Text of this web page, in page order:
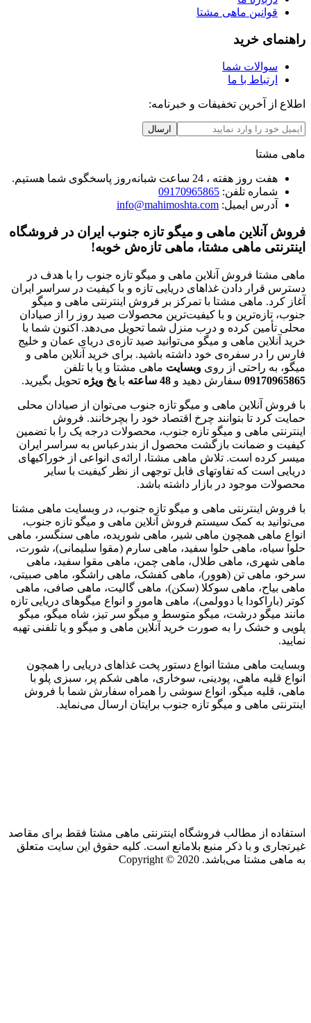
قوانین ماهی مشتا
راهنمای خرید
سوالات شما
ارتباط با ما
اطلاع از آخرین تخفیفات و خبرنامه:
ارسال
ماهی مشتا
هفت روز هفته ، 24 ساعت شبانه‌روز پاسخگوی شما هستیم.
شماره تلفن: 09170965865
آدرس ایمیل: info@mahimoshta.com
فروش آنلاین ماهی و میگو تازه جنوب ایران در فروشگاه
اینترنتی ماهی مشتا، ماهی تازه‌ش خوبه!
ماهی مشتا فروش آنلاین ماهی و میگو تازه جنوب را با هدف در
دسترس قرار دادن غذاهای دریایی تازه و با کیفیت در سراسر ایران
آغاز کرد. ماهی مشتا با تمرکز بر فروش اینترنتی ماهی و میگو
جنوب، تازه‌ترین و با کیفیت‌ترین محصولات صید روز را از صیادان
محلی تأمین کرده و درب منزل شما تحویل می‌دهد. اکنون شما با
خرید آنلاین ماهی و میگو می‌توانید صید تازه‌ی دریای عمان و خلیج
فارس را در سفره‌ی خود داشته باشید. برای خرید آنلاین ماهی و
میگو، به راحتی از روی وبسایت ماهی مشتا و یا با تلفن
09170965865 سفارش دهید و 48 ساعته با یخ ویژه تحویل بگیرید.
با فروش آنلاین ماهی و میگو تازه جنوب می‌توان از صیادان محلی
حمایت کرد تا بتوانند چرخ اقتصاد خود را بچرخانند. فروش
اینترنتی ماهی و میگو تازه جنوب، محصولات درجه یک را با تضمین
کیفیت و ضمانت بازگشت محصول از بندرعباس به سراسر ایران
میسر کرده است. تلاش ماهی مشتا، ارائه‌ی انواعی از خوراکیهای
دریایی است که تفاوتهای قابل توجهی از نظر کیفیت با سایر
محصولات موجود در بازار داشته باشد.
با فروش اینترنتی ماهی و میگو تازه جنوب، در وبسایت ماهی مشتا
می‌توانید به کمک سیستم فروش آنلاین ماهی و میگو تازه جنوب،
انواع ماهی همچون ماهی شیر، ماهی شوریده، ماهی سنگسر، ماهی
حلوا سیاه، ماهی حلوا سفید، ماهی سارم (مقوا سلیمانی)، شورت،
ماهی شهری، ماهی طلال، ماهی چمن، ماهی مقوا سفید، ماهی
سرخو، ماهی تن (هوور)، ماهی کفشک، ماهی راشگو، ماهی صبیتی،
ماهی بیاح، ماهی سوکلا (سکن)، ماهی گالیت، ماهی صافی، ماهی
کوتر (باراکودا یا دوولمی)، ماهی هامور و انواع میگوهای دریایی تازه
مانند میگو درشت، میگو متوسط و میگو سر تیز، شاه میگو، میگو
پلویی و خشک را به صورت خرید آنلاین ماهی و میگو و یا تلفنی تهیه
نمایید.
وبسایت ماهی مشتا انواع دستور پخت غذاهای دریایی را همچون
انواع قلیه ماهی، پودینی، سوخاری، ماهی شکم پر، سبزی پلو با
ماهی، قلیه میگو، انواع سوشی را همراه سفارش شما با فروش
اینترنتی ماهی و میگو تازه جنوب برایتان ارسال می‌نماید.
استفاده از مطالب فروشگاه اینترنتی ماهی مشتا فقط برای مقاصد
غیرتجاری و با ذکر منبع بلامانع است. کلیه حقوق این سایت متعلق
به ماهی مشتا می‌باشد. Copyright © 2020